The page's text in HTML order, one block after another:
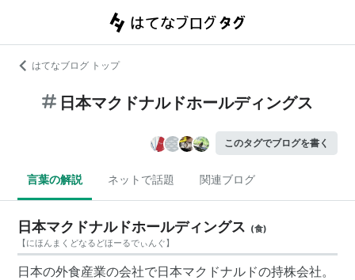
はてなブログ トップ
日本マクドナルドホールディングス
このタグでブログを書く
言葉の解説 ネットで話題 関連ブログ
日本マクドナルドホールディングス (食)
【にほんまくどなるどほーるでぃんぐ】
日本の外食産業の会社で日本マクドナルドの持株会社。